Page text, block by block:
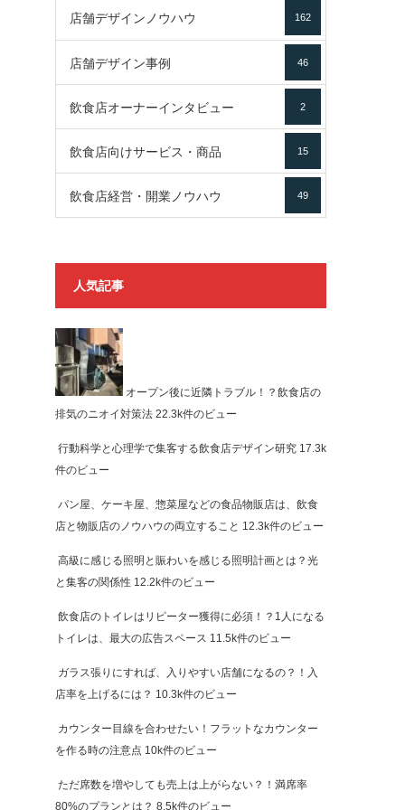
店舗デザインノウハウ 162
店舗デザイン事例 46
飲食店オーナーインタビュー 2
飲食店向けサービス・商品 15
飲食店経営・開業ノウハウ 49
人気記事
オープン後に近隣トラブル！？飲食店の
排気のニオイ対策法 22.3k件のビュー
行動科学と心理学で集客する飲食店デザイン研究 17.3k
件のビュー
パン屋、ケーキ屋、惣菜屋などの食品物販店は、飲食
店と物販店のノウハウの両立すること 12.3k件のビュー
高級に感じる照明と賑わいを感じる照明計画とは？光
と集客の関係性 12.2k件のビュー
飲食店のトイレはリピーター獲得に必須！？1人になる
トイレは、最大の広告スペース 11.5k件のビュー
ガラス張りにすれば、入りやすい店舗になるの？！入
店率を上げるには？ 10.3k件のビュー
カウンター目線を合わせたい！フラットなカウンター
を作る時の注意点 10k件のビュー
ただ席数を増やしても売上は上がらない？！満席率
80%のプランとは？ 8.5k件のビュー